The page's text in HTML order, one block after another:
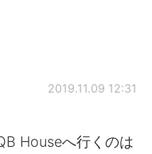
2019.11.09 12:31
Houseへ行くのは